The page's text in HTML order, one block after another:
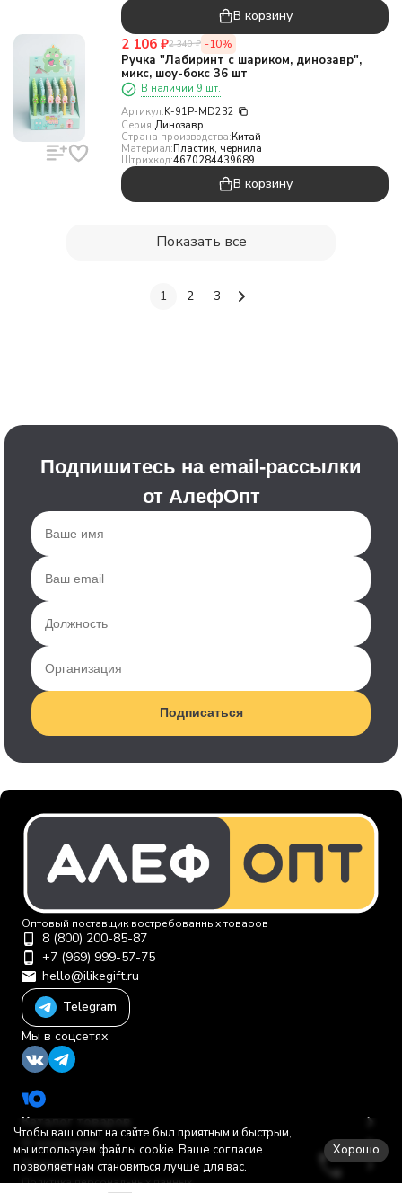
В корзину
2 106 ₽2 340 ₽ -10%
Ручка "Лабиринт с шариком, динозавр",
микс, шоу-бокс 36 шт
В наличии 9 шт.
Артикул:K-91P-MD232
Серия:Динозавр
Страна производства:Китай
Материал:Пластик, чернила
Штрихкод:4670284439689
В корзину
Показать все
1 2 3
Подпишитесь на email-рассылки
от АлефОпт
Подписаться
Оптовый поставщик востребованных товаров
8 (800) 200-85-87
+7 (969) 999-57-75
hello@ilikegift.ru
Telegram
Мы в соцсетях
Каталог товаров
О компании
Помощь
Политика персональных данных
Чтобы ваш опыт на сайте был приятным и быстрым,
мы используем файлы cookie. Ваше согласие
позволяет нам становиться лучше для вас.
Хорошо